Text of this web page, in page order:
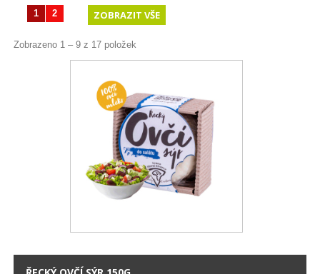
ZOBRAZIT VŠE
1 2
Zobrazeno 1 – 9 z 17 položek